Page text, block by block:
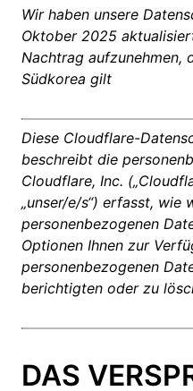
Wir haben unsere
Oktober 2025
Nachtrag aufzunehmen,
Südkorea gilt
Diese Cloudflare-
beschreibt die
Cloudflare, Inc.
„unser/e/s“) erfasst, wie
personenbezogenen
Optionen Ihnen zur
personenbezogenen
berichtigten oder zu
DAS